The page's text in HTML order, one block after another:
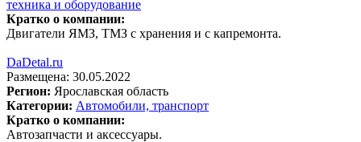
техника и оборудование
Кратко о компании:
Двигатели ЯМЗ, ТМЗ с хранения и с капремонта.
DaDetal.ru
Размещена: 30.05.2022
Регион: Ярославская область
Категории: Автомобили, транспорт
Кратко о компании:
Автозапчасти и аксессуары.